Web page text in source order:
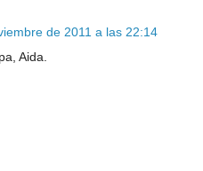
de 2011 a las 22:14
Aida.